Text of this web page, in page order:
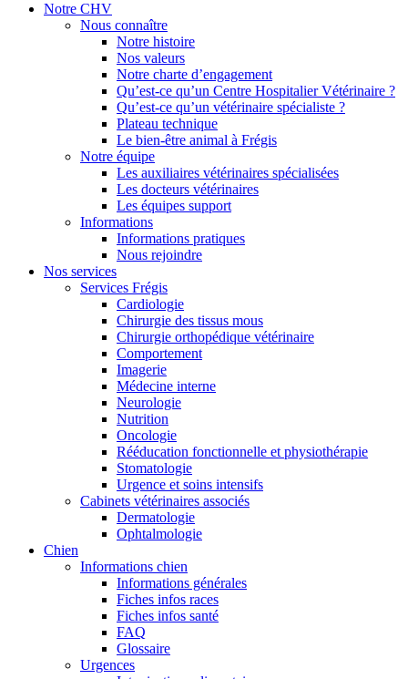
Notre CHV
Nous connaître
Notre histoire
Nos valeurs
Notre charte d’engagement
Qu’est-ce qu’un Centre Hospitalier Vétérinaire ?
Qu’est-ce qu’un vétérinaire spécialiste ?
Plateau technique
Le bien-être animal à Frégis
Notre équipe
Les auxiliaires vétérinaires spécialisées
Les docteurs vétérinaires
Les équipes support
Informations
Informations pratiques
Nous rejoindre
Nos services
Services Frégis
Cardiologie
Chirurgie des tissus mous
Chirurgie orthopédique vétérinaire
Comportement
Imagerie
Médecine interne
Neurologie
Nutrition
Oncologie
Rééducation fonctionnelle et physiothérapie
Stomatologie
Urgence et soins intensifs
Cabinets vétérinaires associés
Dermatologie
Ophtalmologie
Chien
Informations chien
Informations générales
Fiches infos races
Fiches infos santé
FAQ
Glossaire
Urgences